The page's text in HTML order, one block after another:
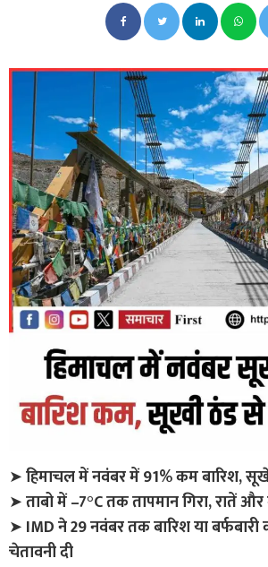
➤हिमाचल में नवंबर में 91% कम बारिश,
➤ताबो में –7°C तक तापमान गिरा, रातें
➤ IMD ने 29 नवंबर तक बारिश या
चेतावनी दी